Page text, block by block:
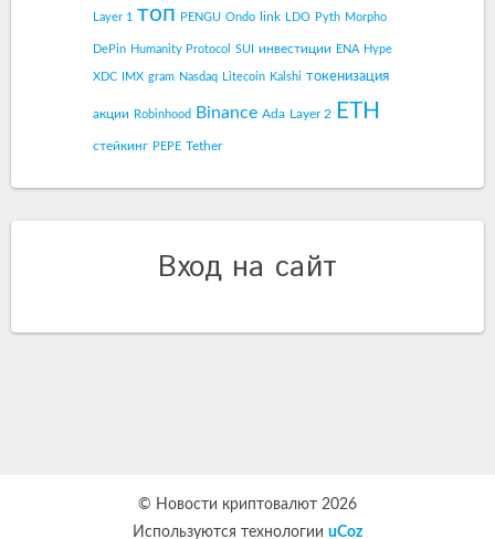
Layer 1 топ PENGU Ondo link LDO Pyth Morpho
DePin Humanity Protocol SUI инвестиции ENA Hype
XDC IMX gram Nasdaq Litecoin Kalshi токенизация
акции Robinhood Binance Ada Layer 2 ETH
стейкинг PEPE Tether
Вход на сайт
© Новости криптовалют 2026
Используются технологии uCoz